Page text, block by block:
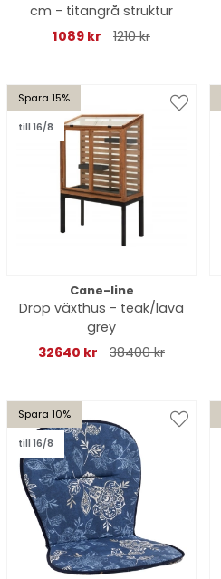
cm - titangrå struktur
1089 kr
1210 kr
Spara 15%
till 16/8
Cane-line
Drop växthus - teak/lava
grey
32640 kr
38400 kr
Spara 10%
till 16/8